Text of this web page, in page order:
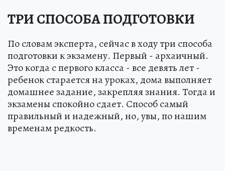
ТРИ СПОСОБА ПОДГОТОВКИ
По словам эксперта, сейчас в ходу три способа
подготовки к экзамену. Первый - архаичный.
Это когда с первого класса - все девять лет -
ребенок старается на уроках, дома выполняет
домашнее задание, закрепляя знания. Тогда и
экзамены спокойно сдает. Способ самый
правильный и надежный, но, увы, по нашим
временам редкость.